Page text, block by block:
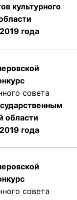
культурного
года
совета
области
2019 года
совета